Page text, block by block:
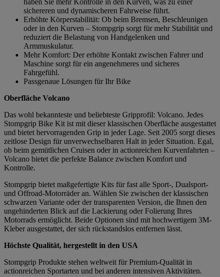
haben Sie mehr Kontrolle in den Kurven, was zu einer
sichereren und dynamischeren Fahrweise führt.
Erhöhte Körperstabilität: Ob beim Bremsen, Beschleunigen
oder in den Kurven – Stompgrip sorgt für mehr Stabilität und
reduziert die Belastung von Handgelenken und
Armmuskulatur.
Mehr Komfort: Der erhöhte Kontakt zwischen Fahrer und
Maschine sorgt für ein angenehmeres und sicheres
Fahrgefühl.
Passgenaue Lösungen für Ihr Bike
Oberfläche Volcano
Das wohl bekannteste und beliebteste Gripprofil: Volcano. Jedes
Stompgrip Bike Kit ist mit dieser klassischen Oberfläche ausgestattet
und bietet hervorragenden Grip in jeder Lage. Seit 2005 sorgt dieses
zeitlose Design für unverwechselbaren Halt in jeder Situation. Egal,
ob beim gemütlichen Cruisen oder in actionreichen Kurvenfahrten –
Volcano bietet die perfekte Balance zwischen Komfort und
Kontrolle.
Stompgrip bietet maßgefertigte Kits für fast alle Sport-, Dualsport-
und Offroad-Motorräder an. Wählen Sie zwischen der klassischen
schwarzen Variante oder der transparenten Version, die Ihnen den
ungehinderten Blick auf die Lackierung oder Folierung Ihres
Motorrads ermöglicht. Beide Optionen sind mit hochwertigem 3M-
Kleber ausgestattet, der sich rückstandslos entfernen lässt.
Höchste Qualität, hergestellt in den USA
Stompgrip Produkte stehen weltweit für Premium-Qualität in
actionreichen Sportarten und bei anderen intensiven Aktivitäten.